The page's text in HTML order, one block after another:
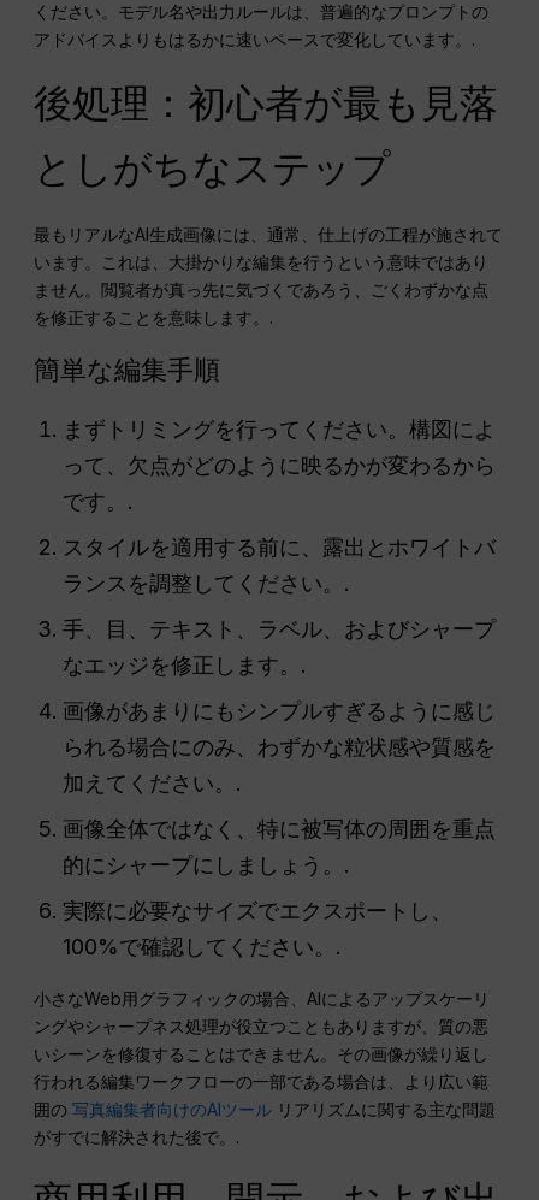
ください。モデル名や出力ルールは、普遍的なプロンプトの
アドバイスよりもはるかに速いペースで変化しています。.
後処理：初心者が最も見落
としがちなステップ
最もリアルなAI生成画像には、通常、仕上げの工程が施されて
います。これは、大掛かりな編集を行うという意味ではあり
ません。閲覧者が真っ先に気づくであろう、ごくわずかな点
を修正することを意味します。.
簡単な編集手順
まずトリミングを行ってください。構図によ
って、欠点がどのように映るかが変わるから
です。.
スタイルを適用する前に、露出とホワイトバ
ランスを調整してください。.
手、目、テキスト、ラベル、およびシャープ
なエッジを修正します。.
画像があまりにもシンプルすぎるように感じ
られる場合にのみ、わずかな粒状感や質感を
加えてください。.
画像全体ではなく、特に被写体の周囲を重点
的にシャープにしましょう。.
実際に必要なサイズでエクスポートし、
100%で確認してください。.
小さなWeb用グラフィックの場合、AIによるアップスケーリ
ングやシャープネス処理が役立つこともありますが、質の悪
いシーンを修復することはできません。その画像が繰り返し
行われる編集ワークフローの一部である場合は、より広い範
囲の写真編集者向けのAIツール リアリズムに関する主な問題
がすでに解決された後で。.